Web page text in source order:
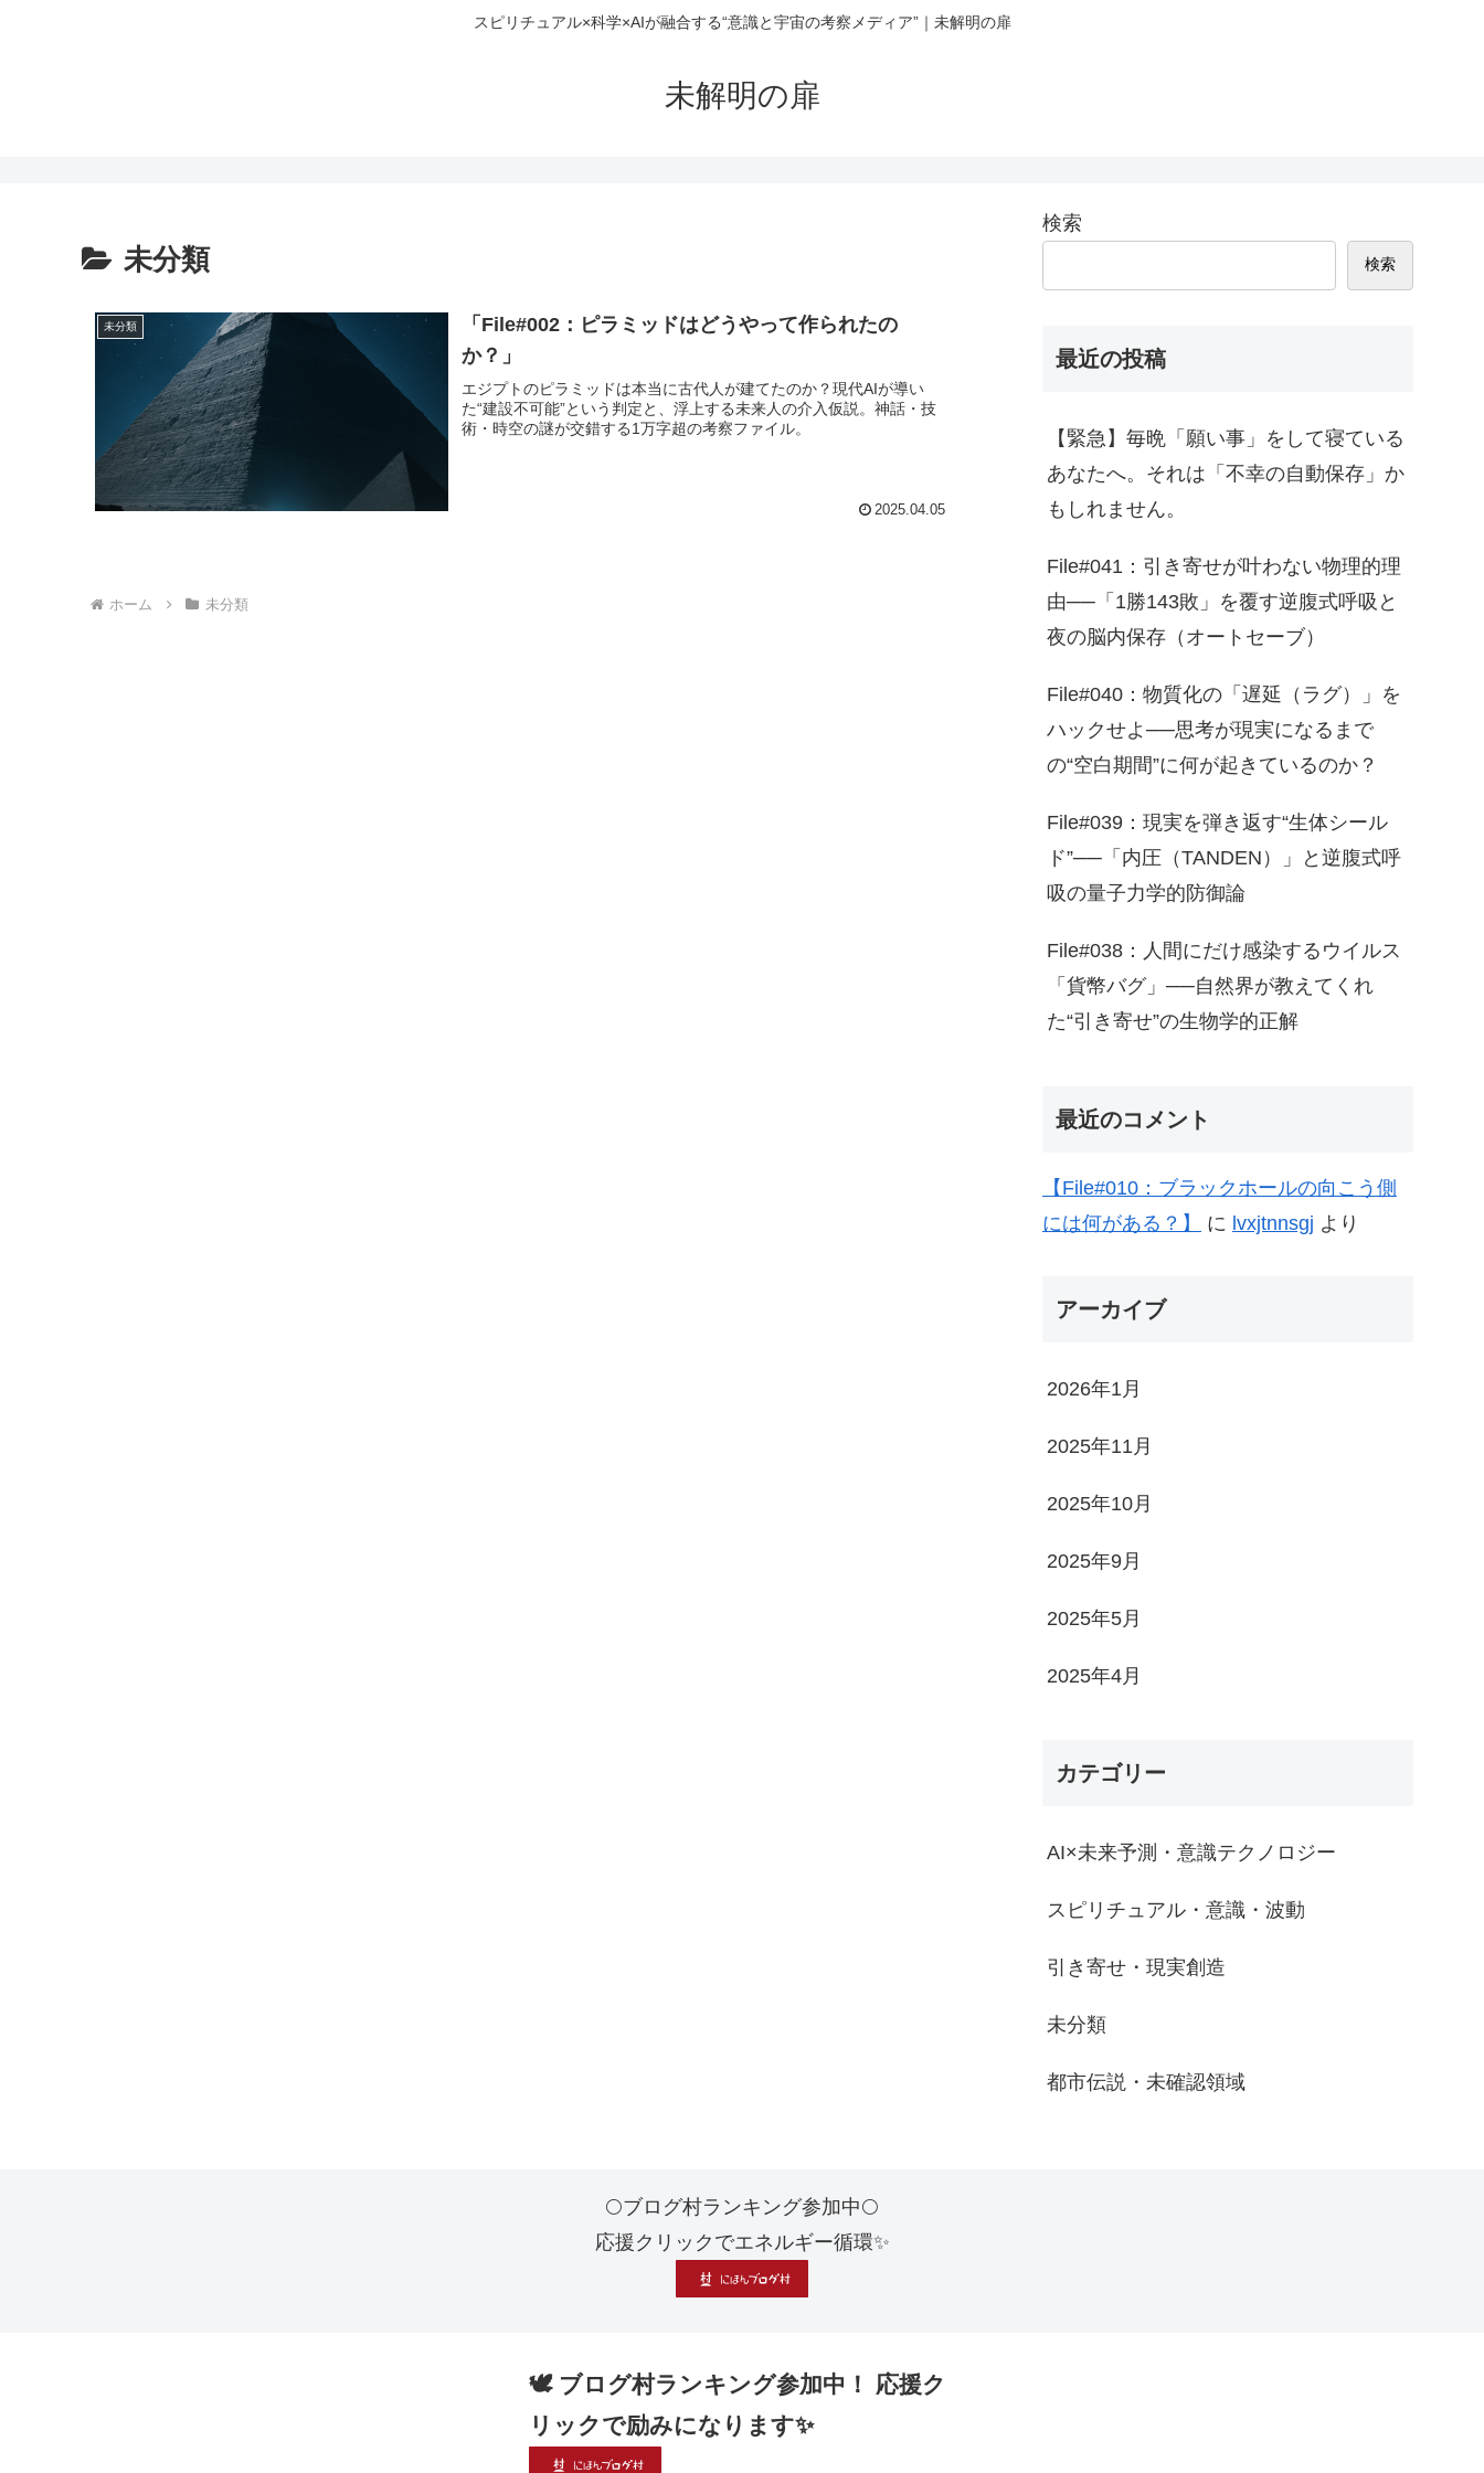
スピリチュアル×科学×AIが融合する“意識と宇宙の考察メディア”｜未解明の扉
未解明の扉
未分類
未分類
「File#002：ピラミッドはどうやって作られたの
か？」
エジプトのピラミッドは本当に古代人が建てたのか？現代AIが導い
た“建設不可能”という判定と、浮上する未来人の介入仮説。神話・技
術・時空の謎が交錯する1万字超の考察ファイル。
2025.04.05
ホーム 未分類
検索
検索
最近の投稿
【緊急】毎晩「願い事」をして寝ている
あなたへ。それは「不幸の自動保存」か
もしれません。
File#041：引き寄せが叶わない物理的理
由──「1勝143敗」を覆す逆腹式呼吸と
夜の脳内保存（オートセーブ）
File#040：物質化の「遅延（ラグ）」を
ハックせよ──思考が現実になるまで
の“空白期間”に何が起きているのか？
File#039：現実を弾き返す“生体シール
ド”──「内圧（TANDEN）」と逆腹式呼
吸の量子力学的防御論
File#038：人間にだけ感染するウイルス
「貨幣バグ」──自然界が教えてくれ
た“引き寄せ”の生物学的正解
最近のコメント
【File#010：ブラックホールの向こう側
には何がある？】
に lvxjtnnsgj より
アーカイブ
2026年1月
2025年11月
2025年10月
2025年9月
2025年5月
2025年4月
カテゴリー
AI×未来予測・意識テクノロジー
スピリチュアル・意識・波動
引き寄せ・現実創造
未分類
都市伝説・未確認領域
🌕ブログ村ランキング参加中🌕
応援クリックでエネルギー循環✨
🕊 ブログ村ランキング参加中！ 応援ク
リックで励みになります✨